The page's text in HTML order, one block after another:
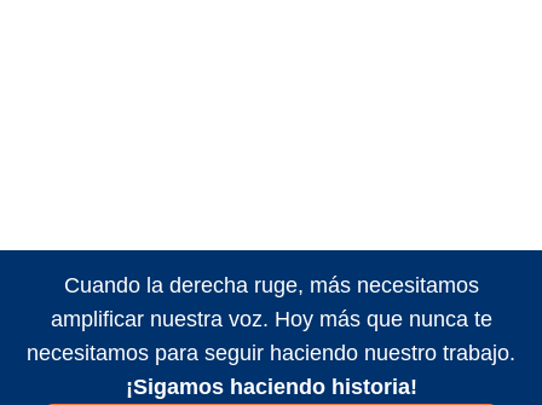
Cuando la derecha ruge, más necesitamos
amplificar nuestra voz. Hoy más que nunca te
necesitamos para seguir haciendo nuestro trabajo.
¡Sigamos haciendo historia!